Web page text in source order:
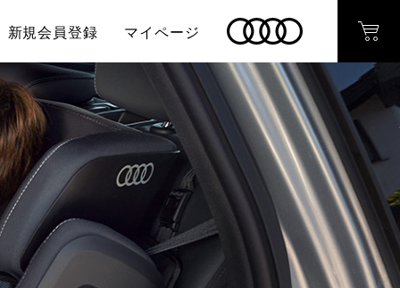
新規会員登録 マイページ